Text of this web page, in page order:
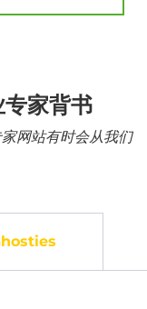
家背书
网站有时会从我们